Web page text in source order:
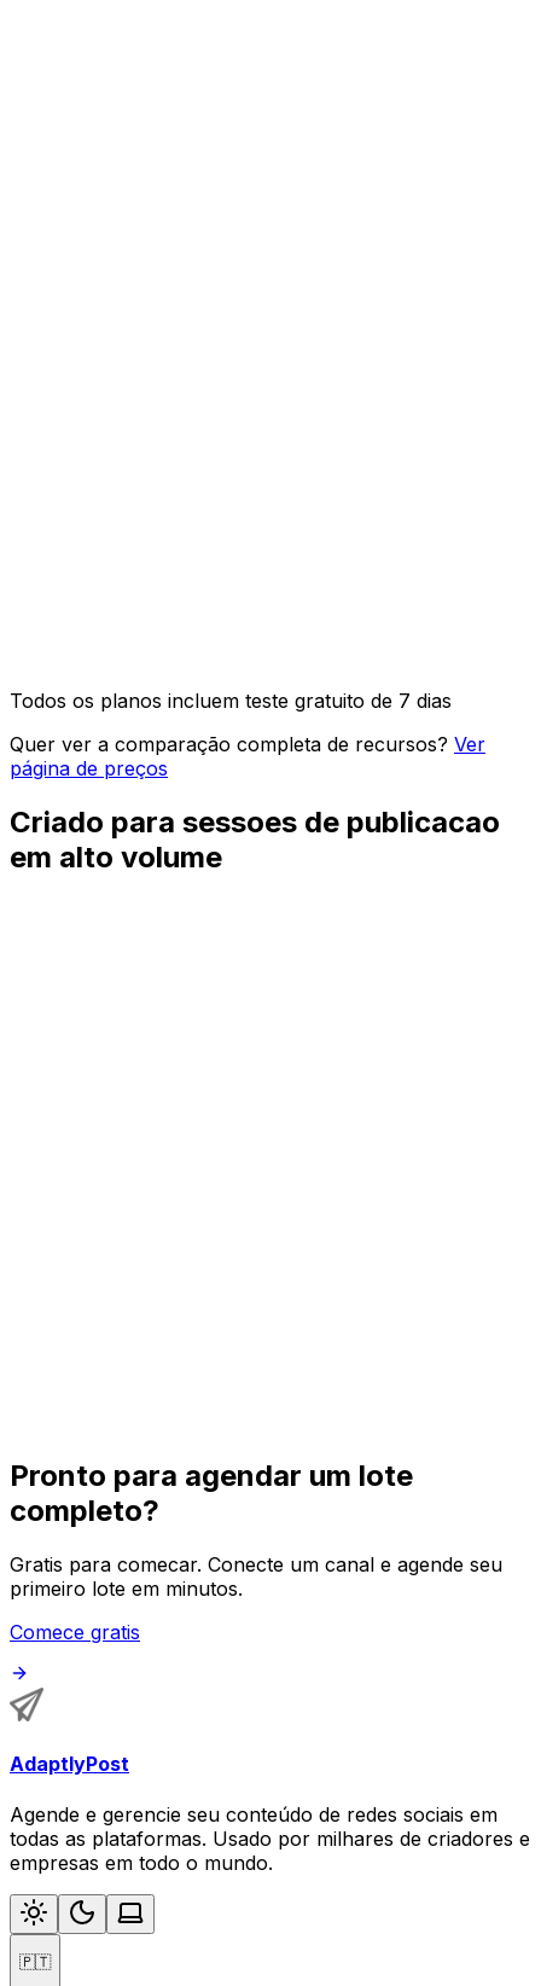
Todos os planos incluem teste gratuito de 7 dias
Quer ver a comparação completa de recursos? Ver
página de preços
Criado para sessoes de publicacao
em alto volume
Uploads em lote
Pronto para agendar um lote
completo?
Gratis para comecar. Conecte um canal e agende seu
primeiro lote em minutos.
Comece gratis
AdaptlyPost
Agende e gerencie seu conteúdo de redes sociais em
todas as plataformas. Usado por milhares de criadores e
empresas em todo o mundo.
🇵🇹